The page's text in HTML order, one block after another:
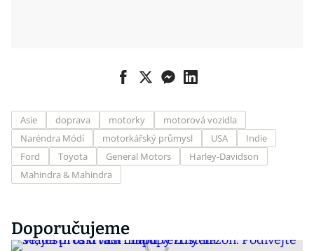
Asie doprava motorky
motorová vozidla
Naréndra Módí
motorkářský průmysl USA
Indie
Ford
Toyota General Motors
Harley-Davidson
Mahindra & Mahindra
Doporučujeme